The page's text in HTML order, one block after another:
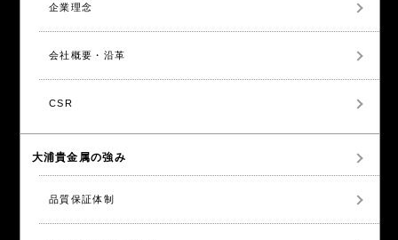
企業理念
会社概要・沿革
CSR
大浦貴金属の強み
品質保証体制